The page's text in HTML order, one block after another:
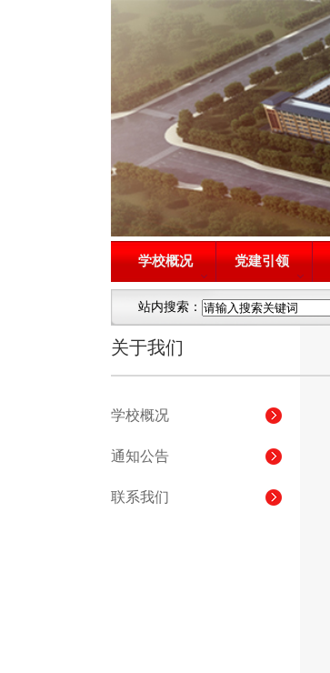
学校概况 党建引领
站内搜索：
关于我们
学校概况
通知公告
联系我们